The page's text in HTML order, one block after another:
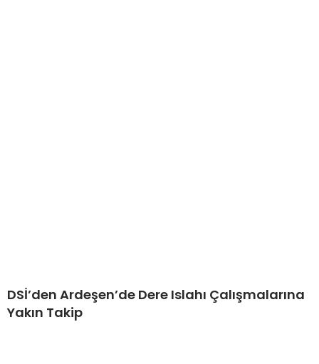
DSİ’den Ardeşen’de Dere Islahı Çalışmalarına
Yakın Takip